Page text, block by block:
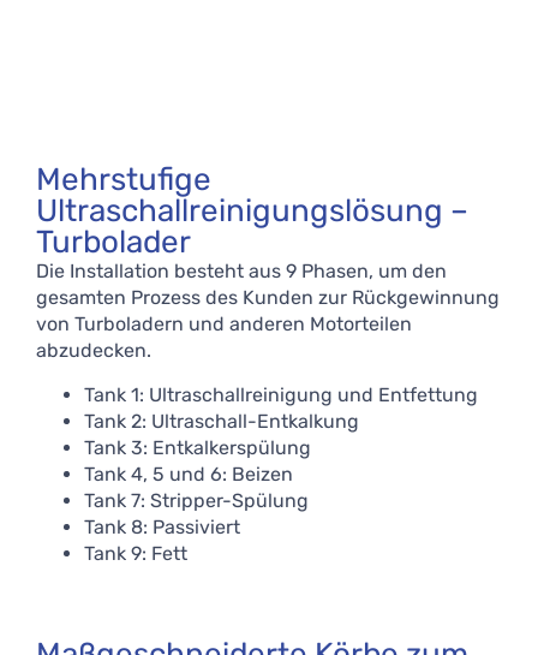
Mehrstufige
Ultraschallreinigungslösung –
Turbolader
Die Installation besteht aus 9 Phasen, um den
gesamten Prozess des Kunden zur Rückgewinnung
von Turboladern und anderen Motorteilen
abzudecken.
Tank 1: Ultraschallreinigung und Entfettung
Tank 2: Ultraschall-Entkalkung
Tank 3: Entkalkerspülung
Tank 4, 5 und 6: Beizen
Tank 7: Stripper-Spülung
Tank 8: Passiviert
Tank 9: Fett